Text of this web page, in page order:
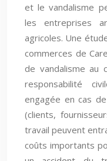
et le vandalisme
les entreprises
agricoles. Une
commerces de
de vandalisme au
responsabilité
engagée en cas
(clients,
travail peuvent
coûts importants